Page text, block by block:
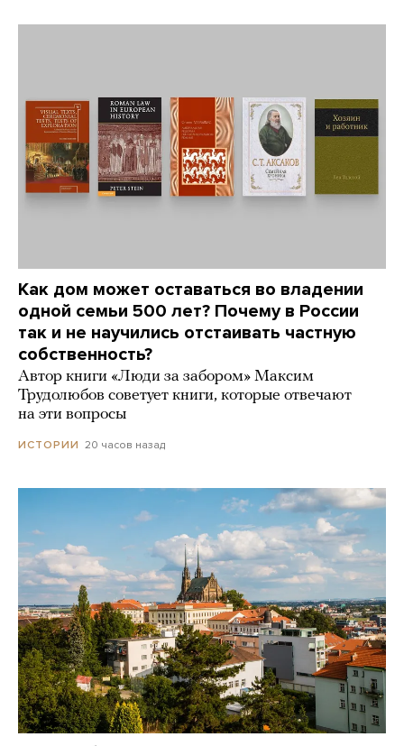
Как дом может оставаться во владении
одной семьи 500 лет? Почему в России
так и не научились отстаивать частную
собственность?
Автор книги «Люди за забором» Максим
Трудолюбов советует книги, которые отвечают
на эти вопросы
ИСТОРИИ 20 часов назад